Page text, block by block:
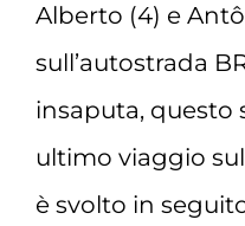
Alberto (4) e
sull’autostrada
insaputa, questo
ultimo viaggio
è svolto in